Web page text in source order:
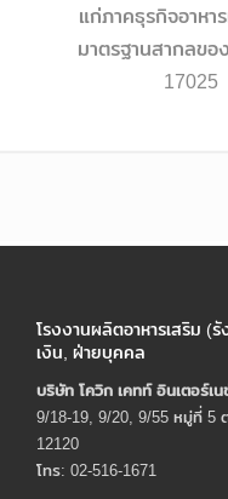
แก่ภาคธุรกิจอาหา
มาตรฐานสากลขอ
17025
โรงงานผลิตอาหารเสริม
เงิน, ฝ่ายบุคคล
บริษัท โควิก เคทท์ อินเตอร์เ
9/18-19, 9/20, 9/55 หมู่ที่
12120
โทร: 02-516-1671